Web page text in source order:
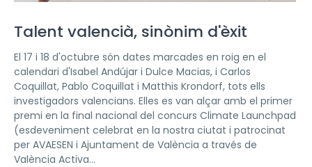
Talent valencià, sinònim d'èxit
El 17 i 18 d'octubre són dates marcades en roig en el
calendari d'Isabel Andújar i Dulce Macias, i Carlos
Coquillat, Pablo Coquillat i Matthis Krondorf, tots ells
investigadors valencians. Elles es van alçar amb el primer
premi en la final nacional del concurs Climate Launchpad
(esdeveniment celebrat en la nostra ciutat i patrocinat
per AVAESEN i Ajuntament de València a través de
València Activa...